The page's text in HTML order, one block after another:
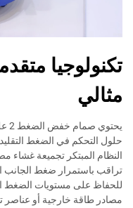
تكنولوجيا
مثالي
حلول التحكم في الضغط
النظام المبتكر تجميعة غشاء
تراقب باستمرار ضغط الجانب
للحفاظ على مستويات الضغط
مصادر طاقة خارجية أو عناصر